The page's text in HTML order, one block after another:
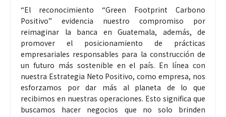
“El reconocimiento “Green Footprint Carbono
Positivo” evidencia nuestro compromiso por
reimaginar la banca en Guatemala, además, de
promover el posicionamiento de prácticas
empresariales responsables para la construcción de
un futuro más sostenible en el país. En línea con
nuestra Estrategia Neto Positivo, como empresa, nos
esforzamos por dar más al planeta de lo que
recibimos en nuestras operaciones. Esto significa que
buscamos hacer negocios que no solo brinden